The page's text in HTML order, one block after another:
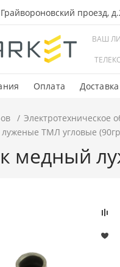
проезд,
ВАШ
Оплата Доставка
Электротехническое
ТМЛ угловые
медный